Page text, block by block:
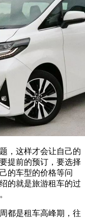
，这样才会让自己的
提前的预订，要选择
的车型的价格等问
的就是旅游租车的过
都是租车高峰期，往